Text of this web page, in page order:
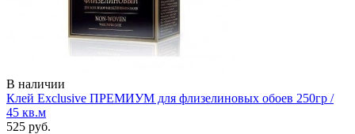
В наличии
Клей Exclusive ПРЕМИУМ для флизелиновых обоев 250гр /
45 кв.м
525 руб.